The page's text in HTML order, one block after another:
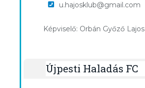
u.hajosklub@gmail.com
Képviselő: Orbán Győző Lajos
Újpesti Haladás FC